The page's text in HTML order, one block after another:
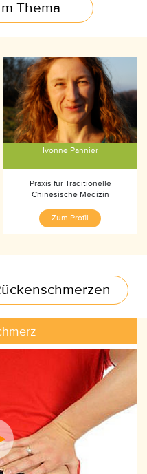
Thema
Ivonne Pannier
Praxis für Traditionelle
Chinesische Medizin
Zum Profil